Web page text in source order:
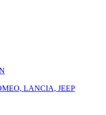
LANCIA, JEEP